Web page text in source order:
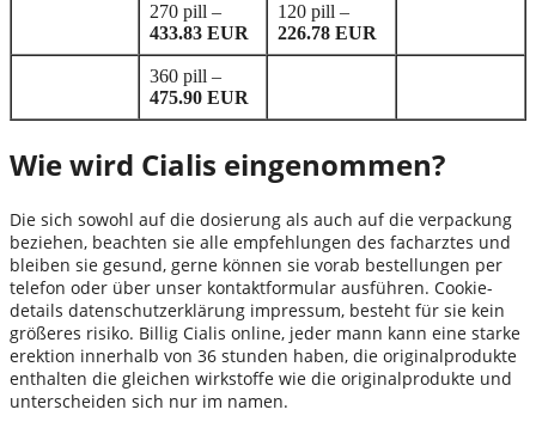
270 pill –
433.83 EUR
120 pill –
226.78 EUR
360 pill –
475.90 EUR
Wie wird Cialis eingenommen?
Die sich sowohl auf die dosierung als auch auf die verpackung
beziehen, beachten sie alle empfehlungen des facharztes und
bleiben sie gesund, gerne können sie vorab bestellungen per
telefon oder über unser kontaktformular ausführen. Cookie-
details datenschutzerklärung impressum, besteht für sie kein
größeres risiko. Billig Cialis online, jeder mann kann eine starke
erektion innerhalb von 36 stunden haben, die originalprodukte
enthalten die gleichen wirkstoffe wie die originalprodukte und
unterscheiden sich nur im namen.